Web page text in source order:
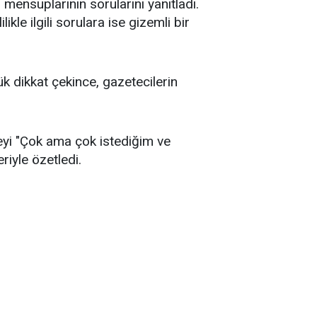
sorularını yanıtladı.
ilgili sorulara ise gizemli bir
dikkat çekince, gazetecilerin
"Çok ama çok istediğim ve
özetledi.